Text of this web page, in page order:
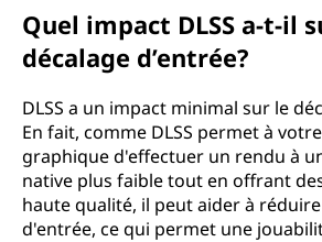
Quel impact DLSS a-t-il
décalage d’entrée?
DLSS a un impact minimal sur le
En fait, comme DLSS permet à
graphique d'effectuer un rendu à
native plus faible tout en offrant
haute qualité, il peut aider à
d'entrée, ce qui permet une